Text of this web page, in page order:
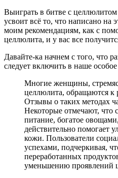
Выиграть в битве с
усвоит всё то, что написано на
моим рекомендациям, как с
целлюлита, и у вас все
Давайте-ка начнем с того, что
следует включить в наше
Многие женщины,
целлюлита, обращаются к
Отзывы о таких методах
Некоторые отмечают, что
питание, богатое
действительно помогает
кожи. Пользователи
успехами, подчеркивая,
переработанных
уменьшению проявлений